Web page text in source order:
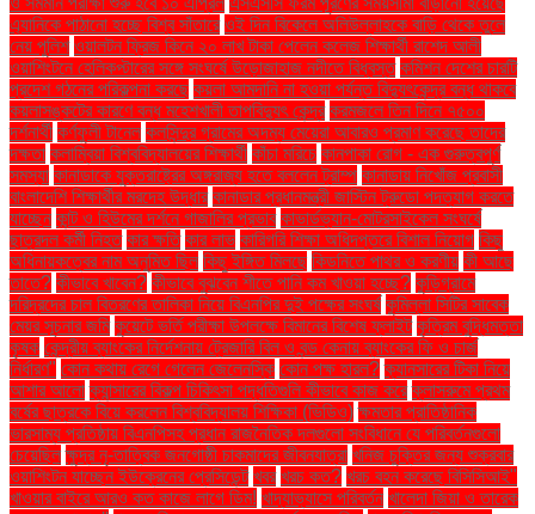
এ্যানিকে পাঠানো হচ্ছে বিশ্ব সাঁতারে ওই দিন বিকেলে অলিউল্লাহকে বাড়ি থেকে তুলে
নেয় পুলিশ ওয়ালটন ফ্রিজ কিনে ২০ লাখ টাকা পেলেন কলেজ শিক্ষার্থী রাশেদ আলী
ওয়াশিংটনে হেলিকপ্টারের সঙ্গে সংঘর্ষে উড়োজাহাজ নদীতে বিধ্বস্ত কমিশন দেশের চারটি
প্রদেশ গঠনের পরিকল্পনা করছে কয়লা আমদানি না হওয়া পর্যন্ত বিদ্যুৎকেন্দ্র বন্ধ থাকবে
কয়লাসঙ্কটের কারণে বন্ধ মহেশখালী তাপবিদ্যুৎ কেন্দ্র করমজলে তিন দিনে ৭৫০০
দর্শনার্থী কর্ণফুলী টানেল কলসিন্দুর গ্রামের অদম্য মেয়েরা আবারও প্রমাণ করেছে তাদের
দক্ষতা কলাম্বিয়া বিশ্ববিদ্যালয়ের শিক্ষার্থী কাঁচা মরিচে কানপাকা রোগ - এক গুরুত্বপুর্ণ
সমস্যা কানাডাকে যুক্তরাষ্ট্রের অঙ্গরাজ্য হতে বললেন ট্রাম্প কানাডায় নিখোঁজ প্রবাসী
বাংলাদেশি শিক্ষার্থীর মরদেহ উদ্ধার কানাডার প্রধানমন্ত্রী জাস্টিন ট্রুডো পদত্যাগ করতে
যাচ্ছেন কান্ট ও হিউমের দর্শনে গাজালির প্রভাব কাভার্ডভ্যান-মোটরসাইকেল সংঘর্ষে
ছাত্রদল কর্মী নিহত কার ক্ষতি কার লাভ কারিগরি শিক্ষা অধিদপ্তরে বিশাল নিয়োগ কিছু
অধিনায়কত্বের নাম অনুমিত ছিল কিছু ইঙ্গিত মিলছে কিডনিতে পাথর ও করণীয় কী আছে
তাতে? কীভাবে খাবেন? কীভাবে বুঝবেন শীতে পানি কম খাওয়া হচ্ছে? কুড়িগ্রামে
দরিদ্রদের চাল বিতরণের তালিকা নিয়ে বিএনপির দুই পক্ষের সংঘর্ষ কুমিল্লা সিটির সাবেক
মেয়র সূচনার জমি কুয়েটে ভর্তি পরীক্ষা উপলক্ষে বিমানের বিশেষ ফ্লাইট কৃত্রিম বুদ্ধিমত্তা
কৃষক কেন্দ্রীয় ব্যাংকের নির্দেশনায় ট্রেজারি বিল ও বন্ড কেনায় ব্যাংকের ফি ও চার্জ
নির্ধারণ" কোন কথায় রেগে গেলেন জেলেনস্কি কোন পক্ষ হারল? ক্যানসারের টিকা নিয়ে
আশার আলো ক্যান্সারের বিকল্প চিকিৎসা পদ্ধতিগুলি কীভাবে কাজ করে ক্লাসরুমে প্রথম
বর্ষের ছাত্রকে বিয়ে করলেন বিশ্ববিদ্যালয় শিক্ষিকা (ভিডিও) ক্ষমতার প্রাতিষ্ঠানিক
ভারসাম্য প্রতিষ্ঠায় বিএনপিসহ প্রধান রাজনৈতিক দলগুলো সংবিধানে যে পরিবর্তনগুলো
চেয়েছিল ক্ষুদ্র নৃ-তাত্বিক জনগোষ্ঠী চাকমাদের জীবনযাত্রা খনিজ চুক্তির জন্য শুক্রবার
ওয়াশিংটন যাচ্ছেন ইউক্রেনের প্রেসিডেন্ট খবর খরচ কত? খরচ বহন করেছে বিসিসিআই"
খাওয়ার বাইরে আরও কত কাজে লাগে ডিম! খাদ্যাভ্যাসে পরিবর্তন খালেদা জিয়া ও তারেক